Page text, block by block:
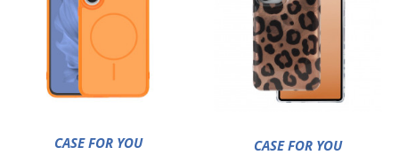
CASE FOR YOU CASE FOR YOU